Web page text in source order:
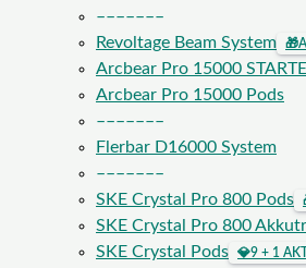
–––––––
Revoltage Beam System
🎁
Arcbear Pro 15000
Arcbear Pro 15000 Pods
–––––––
Flerbar D16000 System
–––––––
SKE Crystal Pro 800 Pods
SKE Crystal Pro 800
SKE Crystal Pods
💎9 + 1